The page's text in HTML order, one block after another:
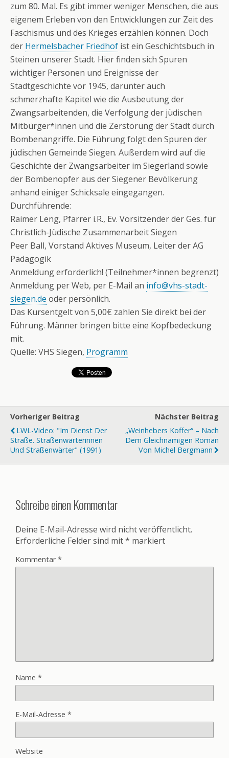
zum 80. Mal. Es gibt immer weniger Menschen, die aus
eigenem Erleben von den Entwicklungen zur Zeit des
Faschismus und des Krieges erzählen können. Doch
der Hermelsbacher Friedhof ist ein Geschichtsbuch in
Steinen unserer Stadt. Hier finden sich Spuren
wichtiger Personen und Ereignisse der
Stadtgeschichte vor 1945, darunter auch
schmerzhafte Kapitel wie die Ausbeutung der
Zwangsarbeitenden, die Verfolgung der jüdischen
Mitbürger*innen und die Zerstörung der Stadt durch
Bombenangriffe. Die Führung folgt den Spuren der
jüdischen Gemeinde Siegen. Außerdem wird auf die
Geschichte der Zwangsarbeiter im Siegerland sowie
der Bombenopfer aus der Siegener Bevölkerung
anhand einiger Schicksale eingegangen.
Durchführende:
Raimer Leng, Pfarrer i.R., Ev. Vorsitzender der Ges. für
Christlich-Jüdische Zusammenarbeit Siegen
Peer Ball, Vorstand Aktives Museum, Leiter der AG
Pädagogik
Anmeldung erforderlich! (Teilnehmer*innen begrenzt)
Anmeldung per Web, per E-Mail an info@vhs-stadt-
siegen.de oder persönlich.
Das Kursentgelt von 5,00€ zahlen Sie direkt bei der
Führung. Männer bringen bitte eine Kopfbedeckung
mit.
Quelle: VHS Siegen, Programm
Vorheriger Beitrag
LWL-Video: "Im Dienst Der
Straße. Straßenwärterinnen
Und Straßenwärter" (1991)
Nächster Beitrag
„Weinhebers Koffer“ – Nach
Dem Gleichnamigen Roman
Von Michel Bergmann
Schreibe einen Kommentar
Deine E-Mail-Adresse wird nicht veröffentlicht.
Erforderliche Felder sind mit* markiert
Kommentar*
Name *
E-Mail-Adresse *
Website